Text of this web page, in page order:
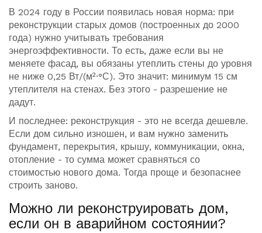
В 2024 году в России появилась новая норма: при
реконструкции старых домов (построенных до 2000
года) нужно учитывать требования
энергоэффективности. То есть, даже если вы не
меняете фасад, вы обязаны утеплить стены до уровня
не ниже 0,25 Вт/(м²·°С). Это значит: минимум 15 см
утеплителя на стенах. Без этого - разрешение не
дадут.
И последнее: реконструкция - это не всегда дешевле.
Если дом сильно изношен, и вам нужно заменить
фундамент, перекрытия, крышу, коммуникации, окна,
отопление - то сумма может сравняться со
стоимостью нового дома. Тогда проще и безопаснее
строить заново.
Можно ли реконструировать дом,
если он в аварийном состоянии?